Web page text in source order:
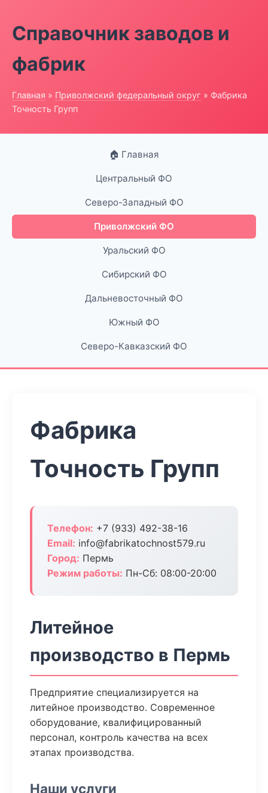
Справочник заводов и
фабрик
Главная » Приволжский федеральный округ » Фабрика
Точность Групп
🏠 Главная
Центральный ФО
Северо-Западный ФО
Приволжский ФО
Уральский ФО
Сибирский ФО
Дальневосточный ФО
Южный ФО
Северо-Кавказский ФО
Фабрика
Точность Групп
Телефон: +7 (933) 492-38-16
Email: info@fabrikatochnost579.ru
Город: Пермь
Режим работы: Пн-Сб: 08:00-20:00
Литейное
производство в Пермь
Предприятие специализируется на
литейное производство. Современное
оборудование, квалифицированный
персонал, контроль качества на всех
этапах производства.
Наши услуги